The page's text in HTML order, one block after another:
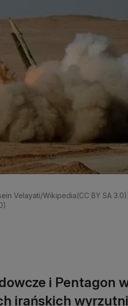
Velayati/Wikipedia(CC BY SA 3.0)
i Pentagon
irańskich